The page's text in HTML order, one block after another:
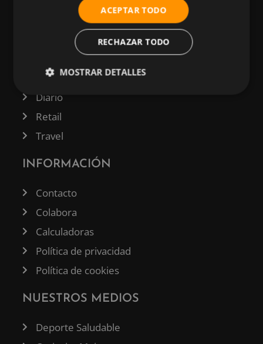
Tecnología
Diario
Retail
Travel
INFORMACIÓN
Contacto
Colabora
Calculadoras
Política de privacidad
Política de cookies
NUESTROS MEDIOS
Deporte Saludable
ACEPTAR TODO
RECHAZAR TODO
MOSTRAR DETALLES